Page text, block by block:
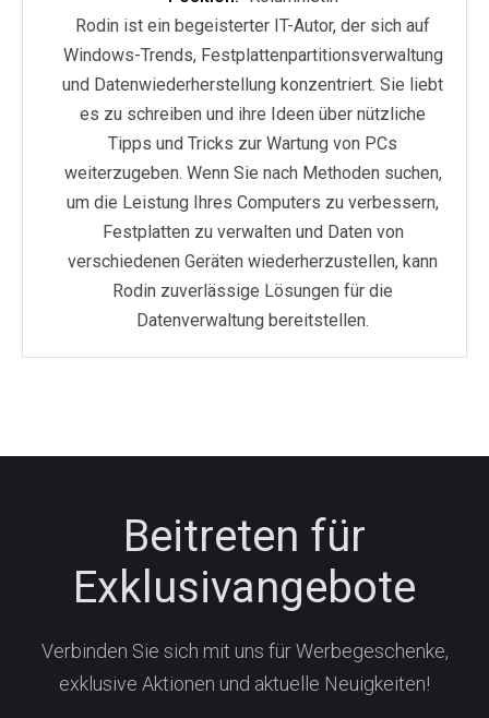
Rodin ist ein begeisterter IT-Autor, der sich auf
Windows-Trends, Festplattenpartitionsverwaltung
und Datenwiederherstellung konzentriert. Sie liebt
es zu schreiben und ihre Ideen über nützliche
Tipps und Tricks zur Wartung von PCs
weiterzugeben. Wenn Sie nach Methoden suchen,
um die Leistung Ihres Computers zu verbessern,
Festplatten zu verwalten und Daten von
verschiedenen Geräten wiederherzustellen, kann
Rodin zuverlässige Lösungen für die
Datenverwaltung bereitstellen.
Beitreten für
Exklusivangebote
Verbinden Sie sich mit uns für Werbegeschenke,
exklusive Aktionen und aktuelle Neuigkeiten!